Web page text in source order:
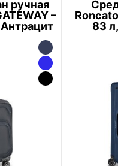
ручная
–
83